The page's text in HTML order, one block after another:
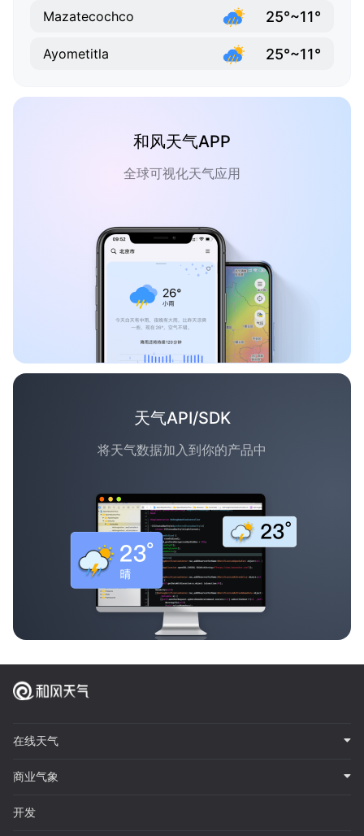
Mazatecochco 25°~11°
Ayometitla 25°~11°
和风天气APP
全球可视化天气应用
天气API/SDK
将天气数据加入到你的产品中
在线天气
商业气象
开发